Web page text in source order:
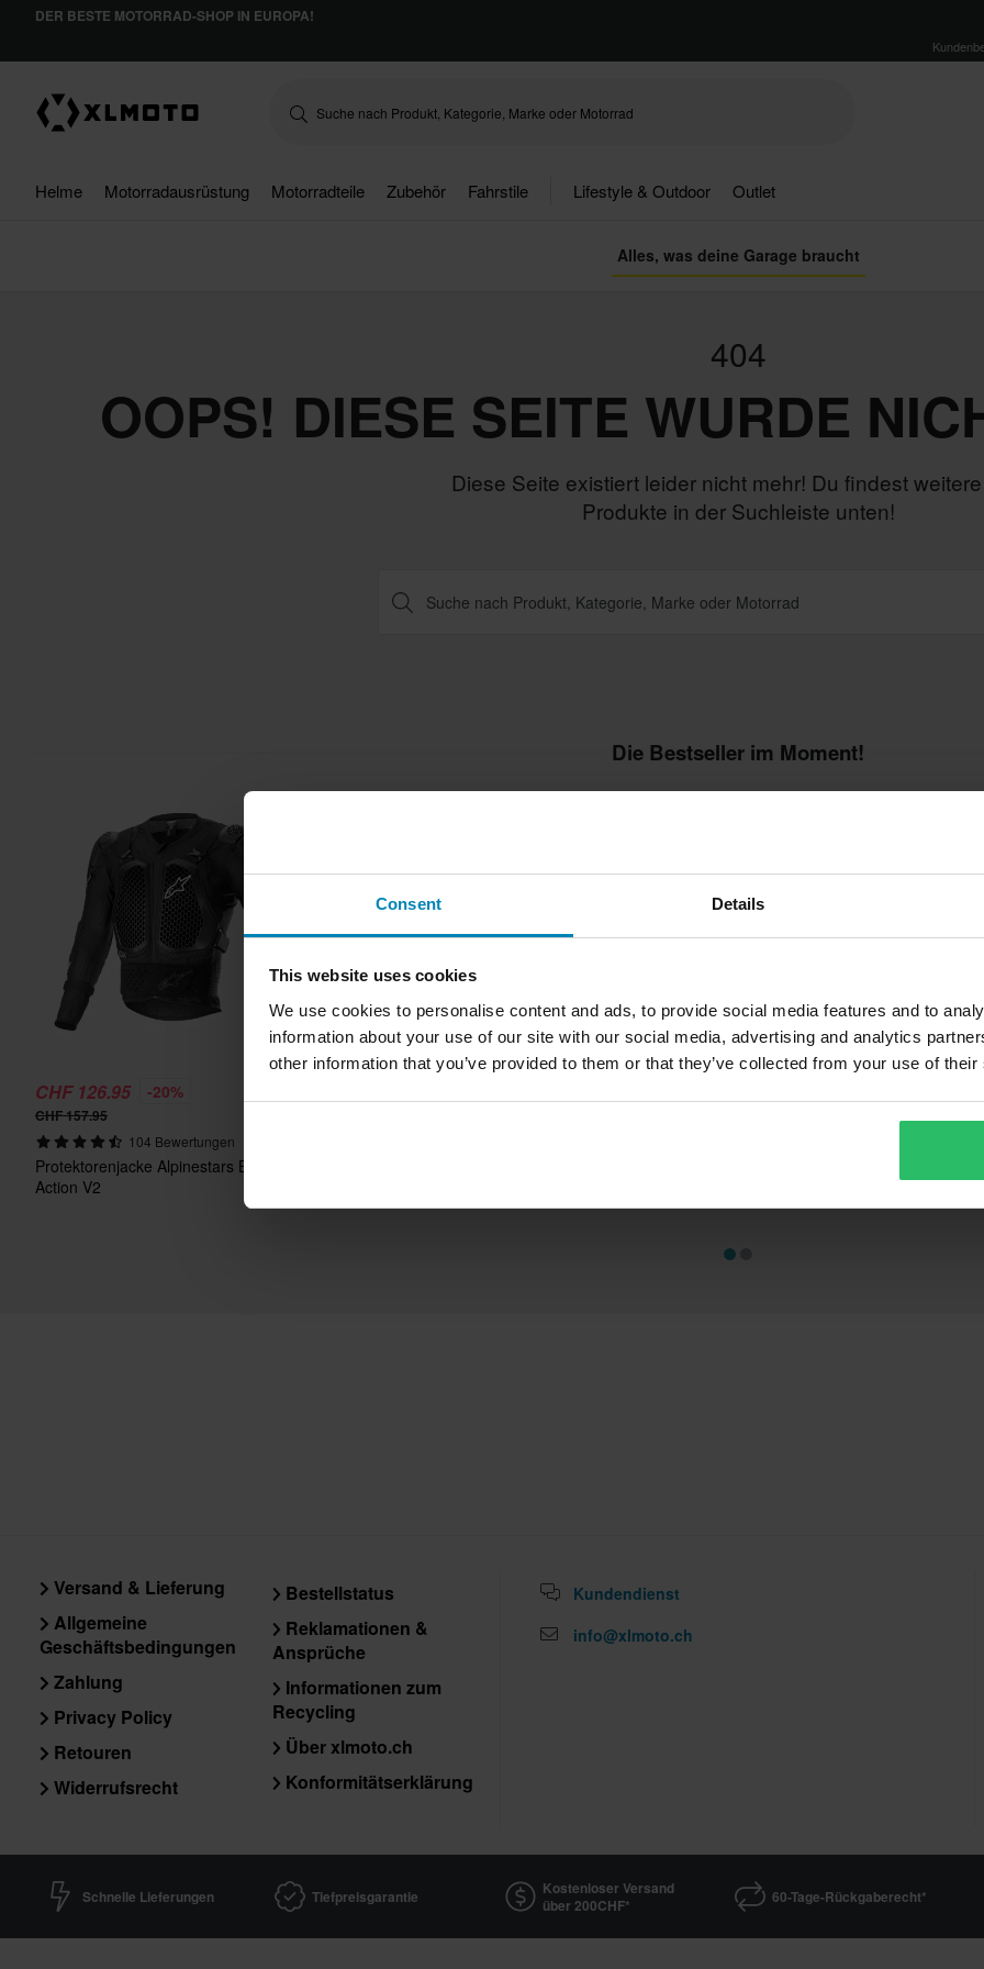
Consent Details
This website uses cookies
We use cookies to personalise content and ads, to provide social media features and to
information about your use of our site with our social media, advertising and analytics
other information that you’ve provided to them or that they’ve collected from your use of
DER BESTE MOTORRAD-SHOP IN EUROPA!
Helme Motorradausrüstung Motorradteile Zubehör Fahrstile Lifestyle & Outdoor Outlet
Alles, was deine Garage braucht
404
OOPS! DIESE SEITE WURDE
Diese Seite existiert leider nicht mehr! Du findest
Produkte in der Suchleiste unten!
Die Bestseller im Moment!
CHF 126.95 -20%
CHF 157.95
104 Bewertungen
Protektorenjacke Alpinestars Bionic
Action V2
Versand & Lieferung
Allgemeine
Geschäftsbedingungen
Zahlung
Privacy Policy
Retouren
Widerrufsrecht
Bestellstatus
Reklamationen &
Ansprüche
Informationen zum
Recycling
Über xlmoto.ch
Konformitätserklärung
Kundendienst
info@xlmoto.ch
Schnelle Lieferungen Tiefpreisgarantie
Kostenloser Versand
über 200CHF*
60-Tage-Rückgaberecht*